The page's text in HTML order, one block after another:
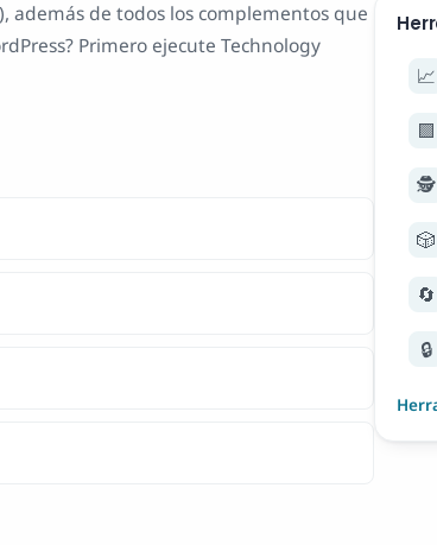
además de todos los complementos que
Primero ejecute Technology
📈
🟪
🕵️
🎲
🔄
🔒